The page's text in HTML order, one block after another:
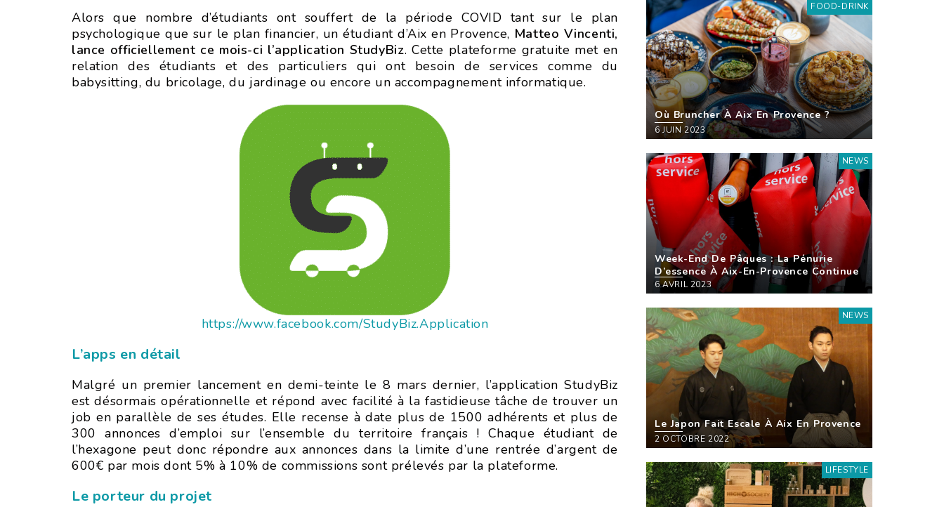
Alors que nombre d’étudiants ont souffert de la période COVID tant sur le plan
psychologique que sur le plan financier, un étudiant d’Aix en Provence, Matteo Vincenti,
lance officiellement ce mois-ci l’application StudyBiz. Cette plateforme gratuite met en
relation des étudiants et des particuliers qui ont besoin de services comme du
babysitting, du bricolage, du jardinage ou encore un accompagnement informatique.
https://www.facebook.com/StudyBiz.Application
L’apps en détail
Malgré un premier lancement en demi-teinte le 8 mars dernier, l’application StudyBiz
est désormais opérationnelle et répond avec facilité à la fastidieuse tâche de trouver un
job en parallèle de ses études. Elle recense à date plus de 1500 adhérents et plus de
300 annonces d’emploi sur l’ensemble du territoire français ! Chaque étudiant de
l’hexagone peut donc répondre aux annonces dans la limite d’une rentrée d’argent de
600€ par mois dont 5% à 10% de commissions sont prélevés par la plateforme.
Le porteur du projet
FOOD-DRINK
Où Bruncher À Aix En Provence ?
6 JUIN 2023
NEWS
Week-End De Pâques : La Pénurie
D’essence À Aix-En-Provence Continue
6 AVRIL 2023
NEWS
Le Japon Fait Escale À Aix En Provence
2 OCTOBRE 2022
LIFESTYLE